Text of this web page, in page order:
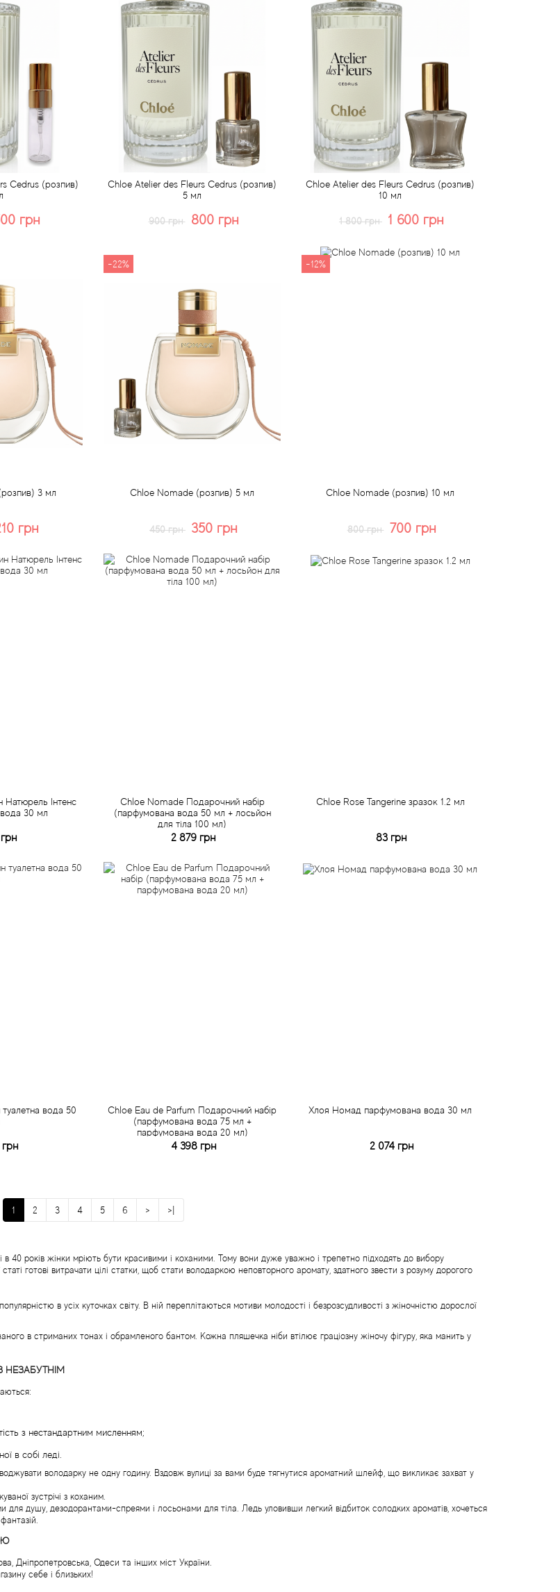
Cedrus (розпив)
грн
Chloe Atelier des Fleurs Cedrus (розпив)
5 мл
900 грн 800 грн
Chloe Atelier des Fleurs Cedrus (розпив)
10 мл
1 800 грн 1 600 грн
3 мл
грн
-22%
Chloe Nomade (розпив) 5 мл
450 грн 350 грн
Швидке замовлення
-12%
Chloe Nomade (розпив) 10 мл
800 грн 700 грн
Інтенс
30 мл
Chloe Nomade Подарочний набір
(парфумована вода 50 мл + лосьйон
для тіла 100 мл)
2 879 грн
Швидке замовлення
Chloe Rose Tangerine зразок 1.2 мл
83 грн
вода 50
Chloe Eau de Parfum Подарочний набір
(парфумована вода 75 мл +
парфумована вода 20 мл)
4 398 грн
Хлоя Номад парфумована вода 30 мл
2 074 грн
1
2 3 4 5 6 > >|
40 років жінки мріють бути красивими і коханими. Тому вони дуже уважно і трепетно підходять до вибору
готові витрачати цілі статки, щоб стати володаркою неповторного аромату, здатного звести з розуму дорогого
в усіх куточках світу. В ній переплітаються мотиви молодості і безрозсудливості з жіночністю дорослої
в стриманих тонах і обрамленого бантом. Кожна пляшечка ніби втілює граціозну жіночу фігуру, яка манить у
з нестандартним мисленням;
в собі леді.
володарку не одну годину. Вздовж вулиці за вами буде тягнутися ароматний шлейф, що викликає захват у
зустрічі з коханим.
для душу, дезодорантами-спреями і лосьонами для тіла. Ледь уловивши легкий відбиток солодких ароматів, хочеться
Дніпропетровська, Одеси та інших міст України.
себе і близьких!